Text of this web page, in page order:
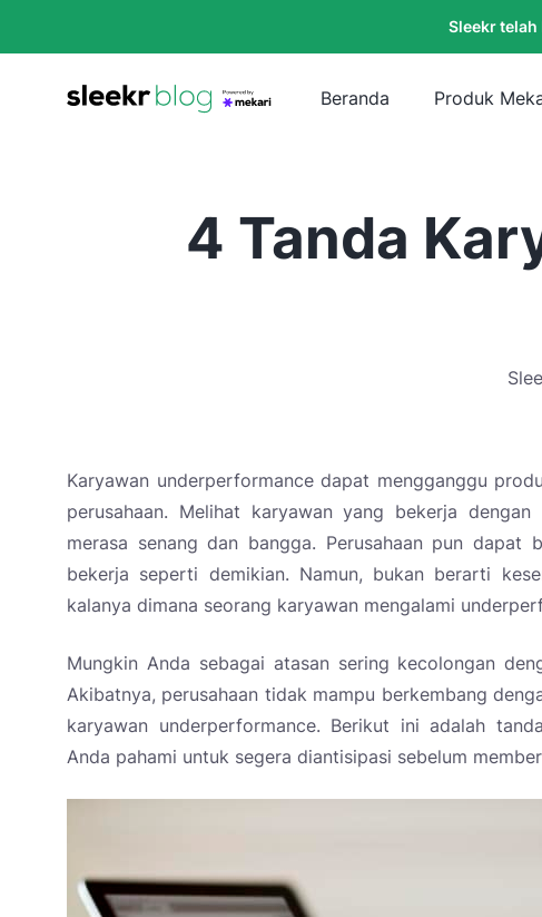
Sleekr
Beranda Produk
4 Tanda
Karyawan underperformance dapat mengganggu
perusahaan. Melihat karyawan yang bekerja
merasa senang dan bangga. Perusahaan pun dapat
bekerja seperti demikian. Namun, bukan berarti
kalanya dimana seorang karyawan mengalami
Mungkin Anda sebagai atasan sering kecolongan
Akibatnya, perusahaan tidak mampu berkembang
karyawan underperformance. Berikut ini adalah
Anda pahami untuk segera diantisipasi sebelum